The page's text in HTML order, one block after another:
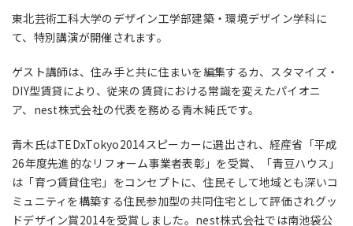
東北芸術工科大学のデザイン工学部建築・環境デザイン学科に
て、特別講演が開催されます。
ゲスト講師は、住み手と共に住まいを編集するカ、スタマイズ・
DIY型賃貸により、従来の賃貸における常識を変えたパイオニ
ア、nest株式会社の代表を務める青木純氏です。
青木氏はTEDxTokyo2014スピーカーに選出され、経産省「平成
26年度先進的なリフォーム事業者表彰」を受賞、「青豆ハウス」
は「育つ賃貸住宅」をコンセプトに、住民そして地域とも深いコ
ミュニティを構築する住民参加型の共同住宅として評価されグッ
ドデザイン賞2014を受賞しました。nest株式会社では南池袋公